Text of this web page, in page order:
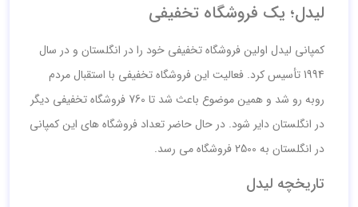
لیدل؛ یک فروشگاه تخفیفی
کمپانی لیدل اولین فروشگاه تخفیفی خود را در انگلستان و در سال
1994 تأسیس کرد. فعالیت این فروشگاه تخفیفی با استقبال مردم
روبه رو شد و همین موضوع باعث شد تا 760 فروشگاه تخفیفی دیگر
در انگلستان دایر شود. در حال حاضر تعداد فروشگاه های این کمپانی
در انگلستان به 2500 فروشگاه می رسد.
تاریخچه لیدل